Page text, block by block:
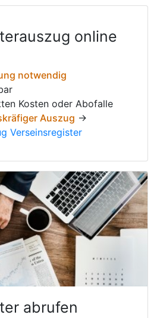
online
notwendig
Kosten oder Abofalle
Auszug →
Verseinsregister
abrufen